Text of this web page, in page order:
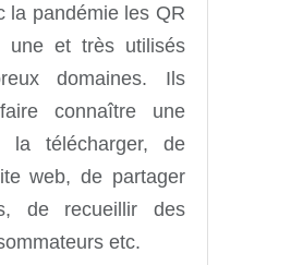
la pandémie les QR
et très utilisés
domaines. Ils
connaître une
la télécharger, de
web, de partager
de recueillir des
etc.